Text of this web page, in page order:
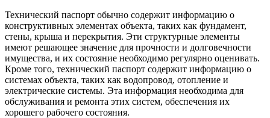
Технический паспорт обычно содержит информацию о
конструктивных элементах объекта, таких как фундамент,
стены, крыша и перекрытия. Эти структурные элементы
имеют решающее значение для прочности и долговечности
имущества, и их состояние необходимо регулярно оценивать.
Кроме того, технический паспорт содержит информацию о
системах объекта, таких как водопровод, отопление и
электрические системы. Эта информация необходима для
обслуживания и ремонта этих систем, обеспечения их
хорошего рабочего состояния.